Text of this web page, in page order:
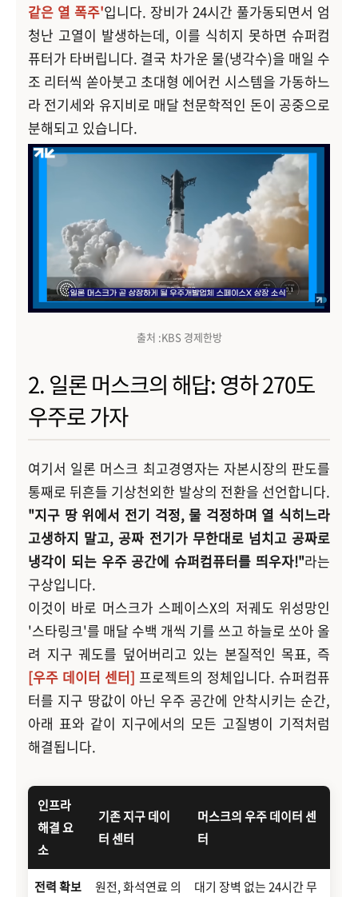
같은 열 폭주'입니다. 장비가 24시간 풀가동되면서 엄
청난 고열이 발생하는데, 이를 식히지 못하면 슈퍼컴
퓨터가 타버립니다. 결국 차가운 물(냉각수)을 매일 수
조 리터씩 쏟아붓고 초대형 에어컨 시스템을 가동하느
라 전기세와 유지비로 매달 천문학적인 돈이 공중으로
분해되고 있습니다.
출처 :KBS 경제한방
2. 일론 머스크의 해답: 영하 270도
우주로 가자
여기서 일론 머스크 최고경영자는 자본시장의 판도를
통째로 뒤흔들 기상천외한 발상의 전환을 선언합니다.
"지구 땅 위에서 전기 걱정, 물 걱정하며 열 식히느라
고생하지 말고, 공짜 전기가 무한대로 넘치고 공짜로
냉각이 되는 우주 공간에 슈퍼컴퓨터를 띄우자!"라는
구상입니다.
이것이 바로 머스크가 스페이스X의 저궤도 위성망인
'스타링크'를 매달 수백 개씩 기를 쓰고 하늘로 쏘아 올
려 지구 궤도를 덮어버리고 있는 본질적인 목표, 즉
[우주 데이터 센터] 프로젝트의 정체입니다. 슈퍼컴퓨
터를 지구 땅값이 아닌 우주 공간에 안착시키는 순간,
아래 표와 같이 지구에서의 모든 고질병이 기적처럼
해결됩니다.
인프라
해결 요
소
기존 지구 데이
터 센터
머스크의 우주 데이터 센
터
전력 확보
원전, 화석연료 의
대기 장벽 없는 24시간 무